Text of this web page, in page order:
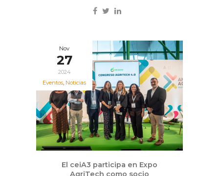
Nov
27
2024
Eventos, Noticias
El ceiA3 participa en Expo
AgriTech como socio